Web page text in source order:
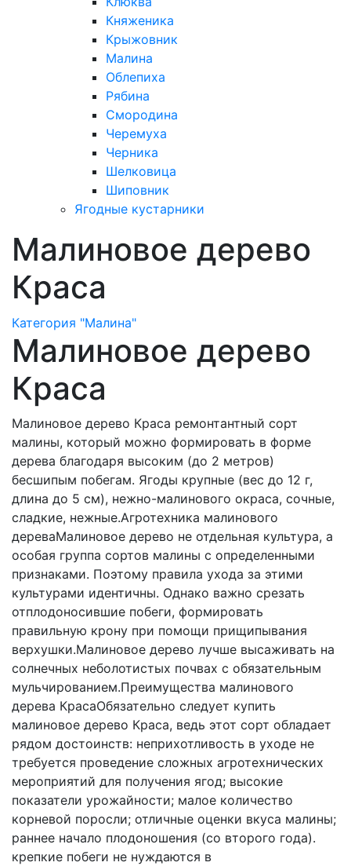
Княженика
Крыжовник
Малина
Облепиха
Рябина
Смородина
Черемуха
Черника
Шелковица
Шиповник
Ягодные кустарники
Малиновое дерево
Краса
Категория "Малина"
Малиновое дерево
Краса
Малиновое дерево Краса ремонтантный сорт
малины, который можно формировать в форме
дерева благодаря высоким (до 2 метров)
бесшипым побегам. Ягоды крупные (вес до 12 г,
длина до 5 см), нежно-малинового окраса, сочные,
сладкие, нежные.Агротехника малинового
дереваМалиновое дерево не отдельная культура, а
особая группа сортов малины с определенными
признаками. Поэтому правила ухода за этими
культурами идентичны. Однако важно срезать
отплодоносившие побеги, формировать
правильную крону при помощи прищипывания
верхушки.Малиновое дерево лучше высаживать на
солнечных неболотистых почвах с обязательным
мульчированием.Преимущества малинового
дерева КрасаОбязательно следует купить
малиновое дерево Краса, ведь этот сорт обладает
рядом достоинств: неприхотливость в уходе не
требуется проведение сложных агротехнических
мероприятий для получения ягод; высокие
показатели урожайности; малое количество
корневой поросли; отличные оценки вкуса малины;
раннее начало плодоношения (со второго года).
крепкие побеги не нуждаются в